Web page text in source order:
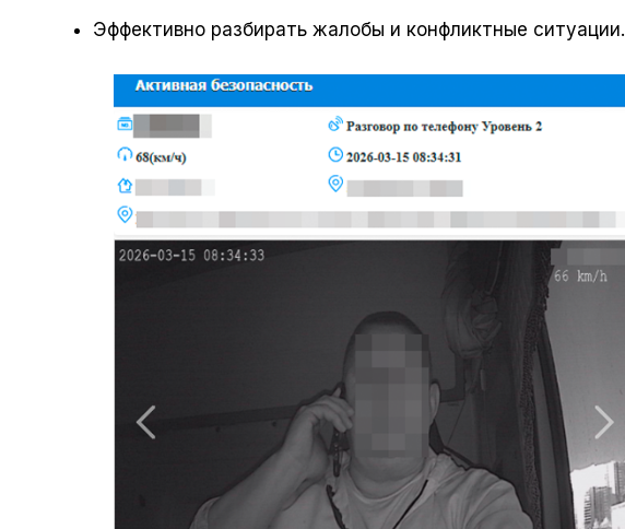
Эффективно разбирать жалобы и конфликтные ситуации.